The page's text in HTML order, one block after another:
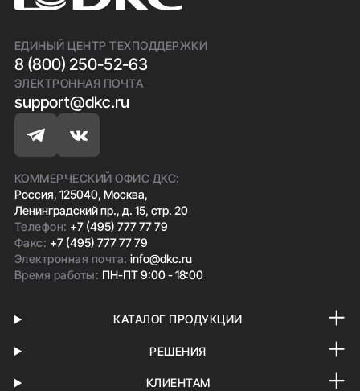
ЕДИНЫЙ ЦЕНТР ТЕХПОДДЕРЖКИ
8 (800) 250-52-63
ЭЛЕКТРОННАЯ ПОЧТА
support@dkc.ru
КОММЕРЧЕСКИЙ ОФИС ДКС:
Россия, 125040, Москва,
Ленинградский пр., д. 15, стр. 20
Телефон: +7 (495) 777 77 79
Факс: +7 (495) 777 77 79
Электронная почта:info@dkc.ru
Время работы: ПН-ПТ 9:00 - 18:00
КАТАЛОГ ПРОДУКЦИИ
РЕШЕНИЯ
КЛИЕНТАМ